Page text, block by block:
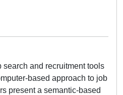
search and recruitment tools
based approach to job
present a semantic-based